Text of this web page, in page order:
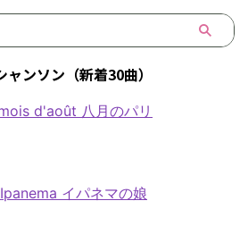
ンソン（新着30曲）
d'août 八月のパリ
イパネマの娘